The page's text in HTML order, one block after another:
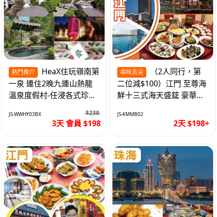
熱門推介
一泉 連住2晚九連山熱龍
溫泉度假村-任浸各式珍稀
JS-WWHY03BX $238
3天 會員 $198
尋味舌尖
二位減$100）江門 至尊海
鮮十三式海天盛筵 豪華三
2天
JS-KMMB02
2天 $198+